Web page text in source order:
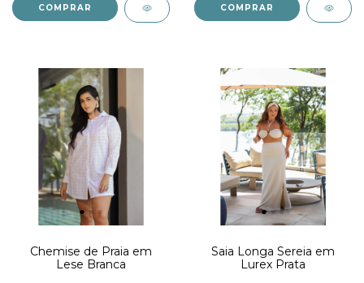
COMPRAR COMPRAR
Chemise de Praia em
Lese Branca
Saia Longa Sereia em
Lurex Prata